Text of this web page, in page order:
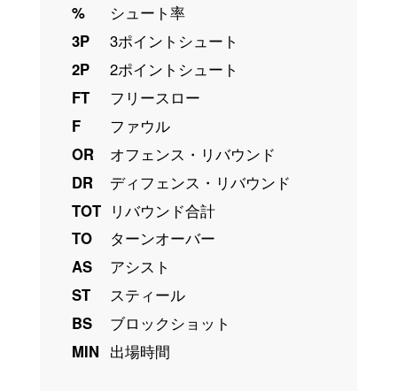
%
シュート率
3P
3ポイントシュート
2P
2ポイントシュート
FT
フリースロー
F
ファウル
OR
オフェンス・リバウンド
DR
ディフェンス・リバウンド
TOT リバウンド合計
TO
ターンオーバー
AS
アシスト
ST
スティール
BS
ブロックショット
MIN 出場時間